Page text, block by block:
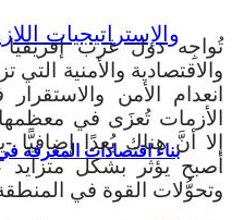
بناء اقتصادات المعرفة
تُواجِه دول غرب
والاقتصادية والأمنية
انعدام الأمن
الأزمات تُعزَى في
إلا أنَّ هناك بُعدًا إضافيًّا
أصبح يؤثر بشكل متزايد
وتحوُّلات القوة في